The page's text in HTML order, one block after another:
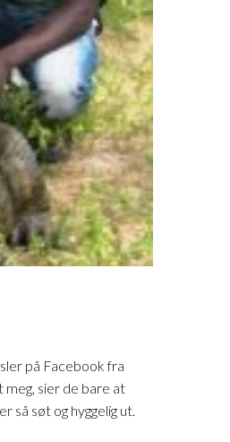
på Facebook fra
meg, sier de bare at
så søt og hyggelig ut.